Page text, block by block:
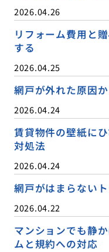
2026.04.26
リフォーム費用と
する
2026.04.25
網戸が外れた原因
2026.04.24
賃貸物件の壁紙に
対処法
2026.04.24
網戸がはまらない
2026.04.22
マンションでも静
ムと規約への対応